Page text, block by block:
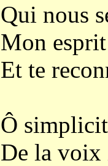
Qui nous
Mon esprit
Et te
Ô
De la